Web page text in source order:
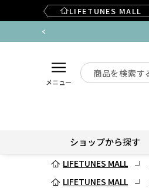
LIFETUNES MALL
メニュー
ショップから探す
LIFETUNES MALL
LIFETUNES MALL